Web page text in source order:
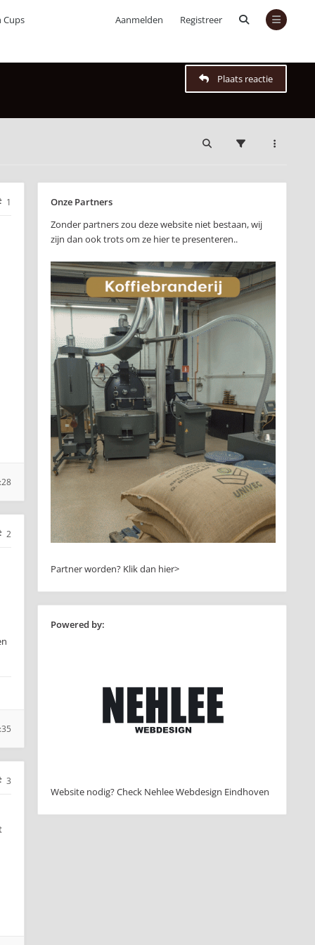
Aanmelden Registreer
Cups
Plaats reactie
1
2
3
Onze Partners
Zonder partners zou deze website niet bestaan, wij
zijn dan ook trots om ze hier te presenteren..
Partner worden? Klik dan hier>
Powered by:
Website nodig? Check Nehlee Webdesign Eindhoven